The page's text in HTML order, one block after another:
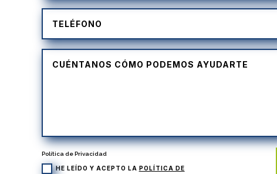
Política de Privacidad
HE LEÍDO Y ACEPTO LA POLÍTICA DE